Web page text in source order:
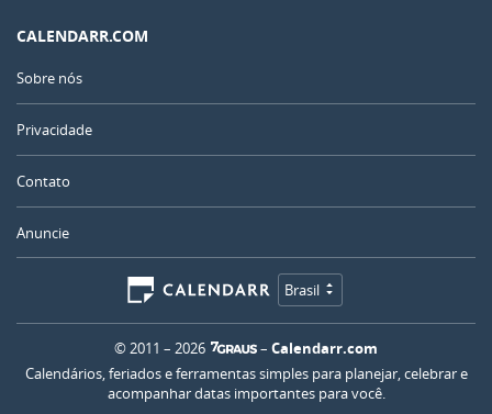
CALENDARR.COM
Sobre nós
Privacidade
Contato
Anuncie
Brasil
© 2011 – 2026 – Calendarr.com
Calendários, feriados e ferramentas simples para planejar, celebrar e
acompanhar datas importantes para você.